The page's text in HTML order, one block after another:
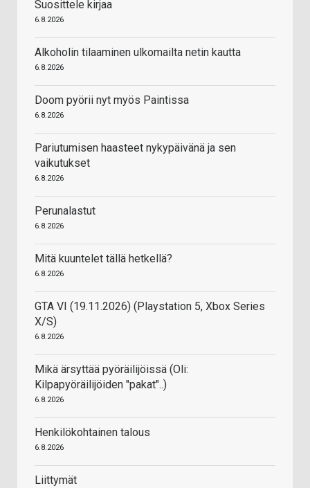
Suosittele kirjaa
6.8.2026
Alkoholin tilaaminen ulkomailta netin kautta
6.8.2026
Doom pyörii nyt myös Paintissa
6.8.2026
Pariutumisen haasteet nykypäivänä ja sen
vaikutukset
6.8.2026
Perunalastut
6.8.2026
Mitä kuuntelet tällä hetkellä?
6.8.2026
GTA VI (19.11.2026) (Playstation 5, Xbox Series
X/S)
6.8.2026
Mikä ärsyttää pyöräilijöissä (Oli:
Kilpapyöräilijöiden "pakat"..)
6.8.2026
Henkilökohtainen talous
6.8.2026
Liittymät